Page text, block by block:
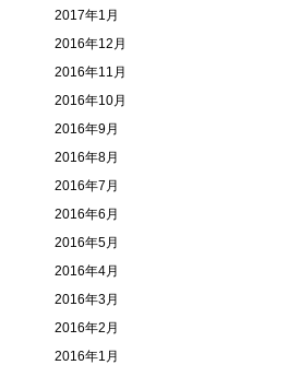
2017年1月
2016年12月
2016年11月
2016年10月
2016年9月
2016年8月
2016年7月
2016年6月
2016年5月
2016年4月
2016年3月
2016年2月
2016年1月